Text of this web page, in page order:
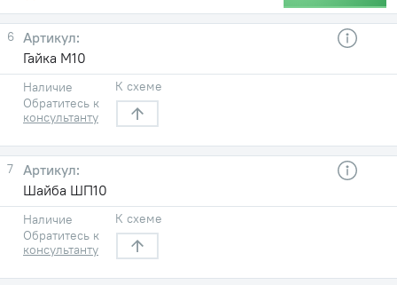
6
Гайка М10
Наличие
Обратитесь к
консультанту
К схеме
7
Шайба ШП10
Наличие
Обратитесь к
консультанту
К схеме